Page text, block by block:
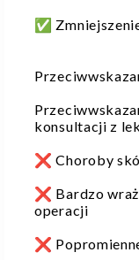
✅
konsultacji z
❌ Choroby
❌ Bardzo
operacji
❌